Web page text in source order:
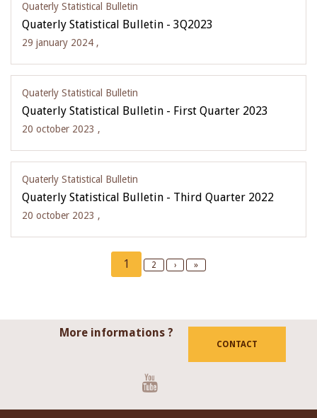
Quaterly Statistical Bulletin
Quaterly Statistical Bulletin - 3Q2023
29 january 2024 ,
Quaterly Statistical Bulletin
Quaterly Statistical Bulletin - First Quarter 2023
20 october 2023 ,
Quaterly Statistical Bulletin
Quaterly Statistical Bulletin - Third Quarter 2022
20 october 2023 ,
Current
page
1 Page
2
Next
›
Last
»
More informations ?
CONTACT